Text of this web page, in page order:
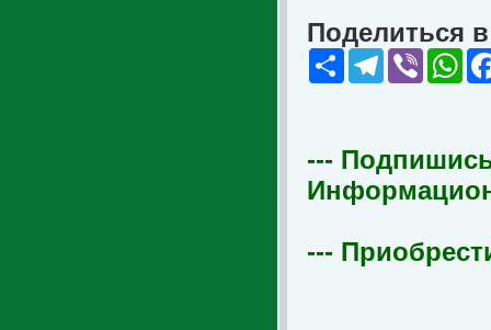
Поделиться
Share Telegram
Viber
---
---